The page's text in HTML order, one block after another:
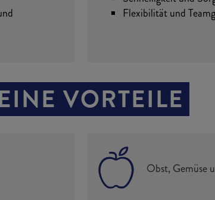
Flexibilität und
VORTEILE
Obst, Gemüse